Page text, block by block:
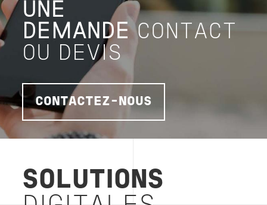
UNE
DEMANDECONTACT
OU DEVIS
CONTACTEZ-NOUS
SOLUTIONS